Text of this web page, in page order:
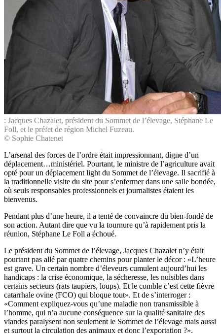
: Jacques Chazalet, président du Sommet de l’élevage, Stéphane Le
Foll, et le préfet de région Michel Fuzeau.
© Sophie Chatenet
L’arsenal des forces de l’ordre était impressionnant, digne d’un
déplacement…ministériel. Pourtant, le ministre de l’agriculture avait
opté pour un déplacement light du Sommet de l’élevage. Il sacrifié à
la traditionnelle visite du site pour s’enfermer dans une salle bondée,
où seuls responsables professionnels et journalistes étaient les
bienvenus.
Pendant plus d’une heure, il a tenté de convaincre du bien-fondé de
son action. Autant dire que vu la tournure qu’à rapidement pris la
réunion, Stéphane Le Foll a échoué.
Le président du Sommet de l’élevage, Jacques Chazalet n’y était
pourtant pas allé par quatre chemins pour planter le décor : «L’heure
est grave. Un certain nombre d’éleveurs cumulent aujourd’hui les
handicaps : la crise économique, la sécheresse, les nuisibles dans
certains secteurs (rats taupiers, loups). Et le comble c’est cette fièvre
catarrhale ovine (FCO) qui bloque tout». Et de s’interroger :
«Comment expliquez-vous qu’une maladie non transmissible à
l’homme, qui n’a aucune conséquence sur la qualité sanitaire des
viandes paralysent non seulement le Sommet de l’élevage mais aussi
et surtout la circulation des animaux et donc l’exportation ?».